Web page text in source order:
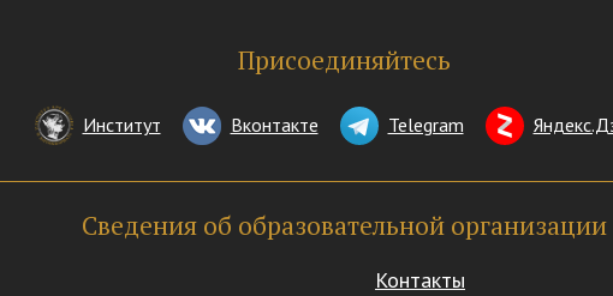
Присоединяйтесь
Институт Вконтакте Telegram
Сведения об образовательной организации
Контакты